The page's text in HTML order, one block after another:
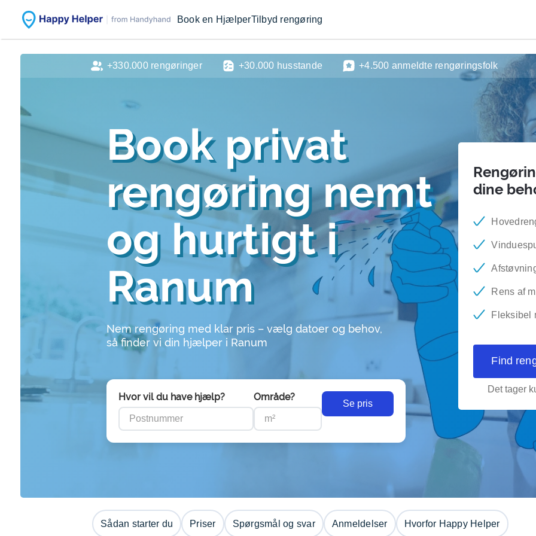
Book en HjælperTilbyd rengøring
Book privat
rengøring nemt
og hurtigt i
Ranum
Nem rengøring med klar pris – vælg datoer og behov,
så finder vi din hjælper i Ranum
Hvor vil du have hjælp? Område?
Se pris
dine
Rens af
Fleksibel
Find
Det tager
+330.000 rengøringer +30.000 husstande +4.500 anmeldte rengøringsfolk
Sådan starter du Priser Spørgsmål og svar Anmeldelser Hvorfor Happy Helper